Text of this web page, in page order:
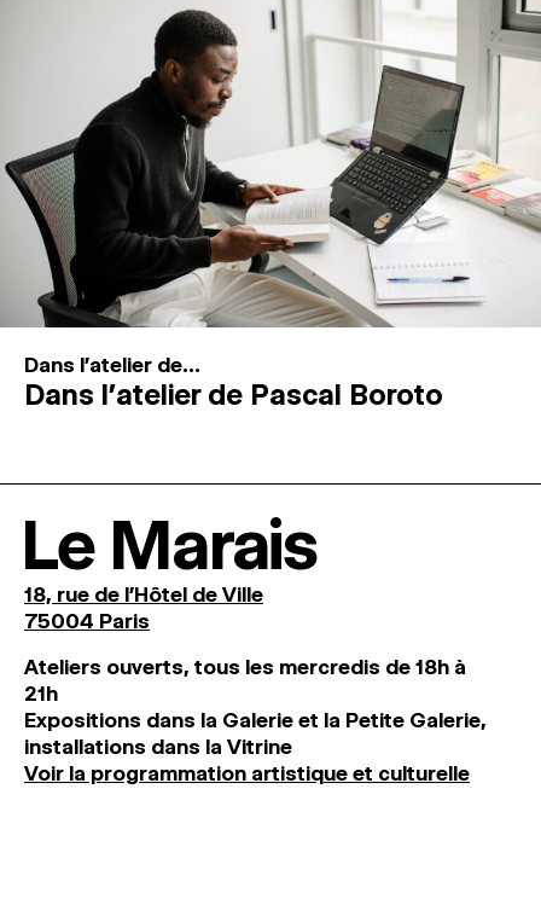
Dans l'atelier de...
Dans l’atelier de Pascal Boroto
Le Marais
18, rue de l'Hôtel de Ville
75004 Paris
Ateliers ouverts, tous les mercredis de 18h à
21h
Expositions dans la Galerie et la Petite Galerie,
installations dans la Vitrine
Voir la programmation artistique et culturelle